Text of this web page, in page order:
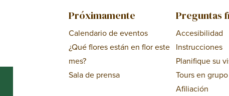
Próximamente
Calendario de eventos
¿Qué flores están en flor este
mes?
Sala de prensa
Preguntas
Accesibilidad
Instrucciones
Planifique su
Tours en grupo
Afiliación